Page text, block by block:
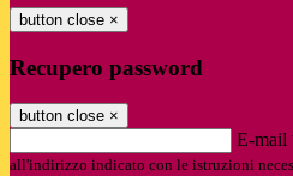
button close ×
Recupero password
button close ×
E-mail
all'indirizzo indicato con le istruzioni